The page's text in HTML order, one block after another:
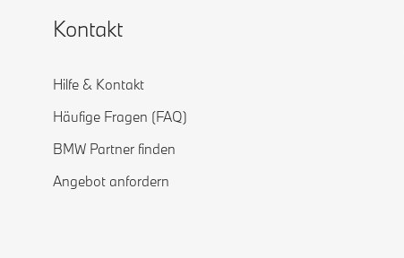
Kontakt
Hilfe & Kontakt
Häufige Fragen (FAQ)
BMW Partner finden
Angebot anfordern